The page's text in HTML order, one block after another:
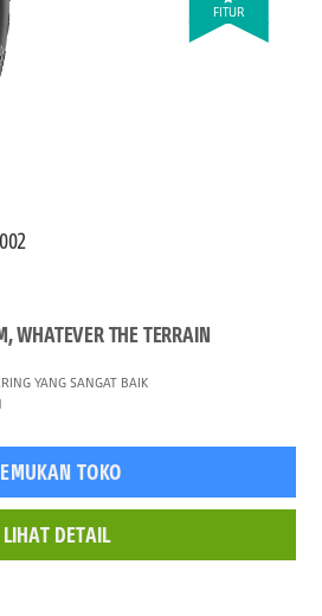
FITUR
WHATEVER THE TERRAIN
YANG SANGAT BAIK
TOKO
LIHAT DETAIL